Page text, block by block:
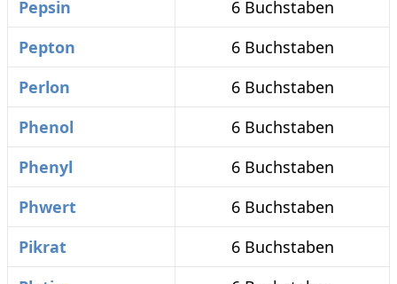
Pepsin
6 Buchstaben
Pepton
6 Buchstaben
Perlon
6 Buchstaben
Phenol
6 Buchstaben
Phenyl
6 Buchstaben
Phwert
6 Buchstaben
Pikrat
6 Buchstaben